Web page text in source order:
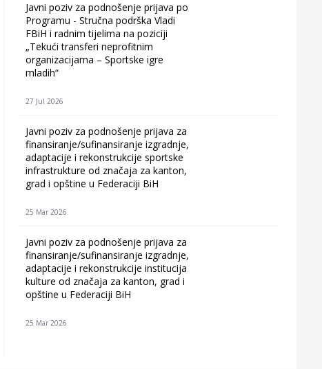
Javni poziv za podnošenje prijava po
Programu - Stručna podrška Vladi
FBiH i radnim tijelima na poziciji
„Tekući transferi neprofitnim
organizacijama – Sportske igre
mladih“
27 Jul 2026
Javni poziv za podnošenje prijava za
finansiranje/sufinansiranje izgradnje,
adaptacije i rekonstrukcije sportske
infrastrukture od značaja za kanton,
grad i opštine u Federaciji BiH
25 Mar 2026
Javni poziv za podnošenje prijava za
finansiranje/sufinansiranje izgradnje,
adaptacije i rekonstrukcije institucija
kulture od značaja za kanton, grad i
opštine u Federaciji BiH
25 Mar 2026